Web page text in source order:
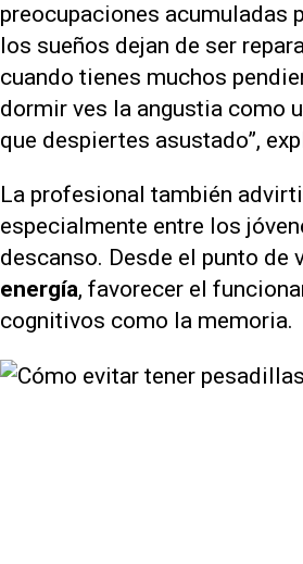
preocupaciones acumuladas
los sueños dejan de ser
cuando tienes muchos
dormir ves la angustia como
que despiertes asustado”,
La profesional también
especialmente entre los
descanso. Desde el punto de
energía, favorecer el
cognitivos como la memoria.